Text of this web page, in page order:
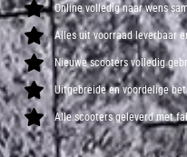
Online volledig naar wens
Alles uit voorraad leverbaar
Nieuwe scooters volledig
Uitgebreide en voordelige
Alle scooters geleverd met